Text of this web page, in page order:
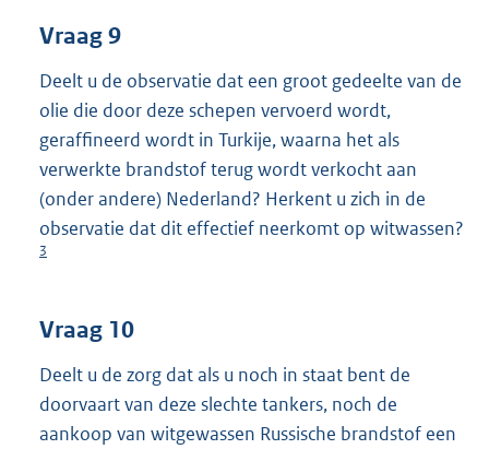
Vraag 9
Deelt u de observatie dat een groot gedeelte van de
olie die door deze schepen vervoerd wordt,
geraffineerd wordt in Turkije, waarna het als
verwerkte brandstof terug wordt verkocht aan
(onder andere) Nederland? Herkent u zich in de
observatie dat dit effectief neerkomt op witwassen?
3
Vraag 10
Deelt u de zorg dat als u noch in staat bent de
doorvaart van deze slechte tankers, noch de
aankoop van witgewassen Russische brandstof een